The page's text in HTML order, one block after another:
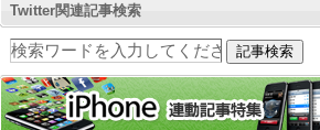
Twitter関連記事検索